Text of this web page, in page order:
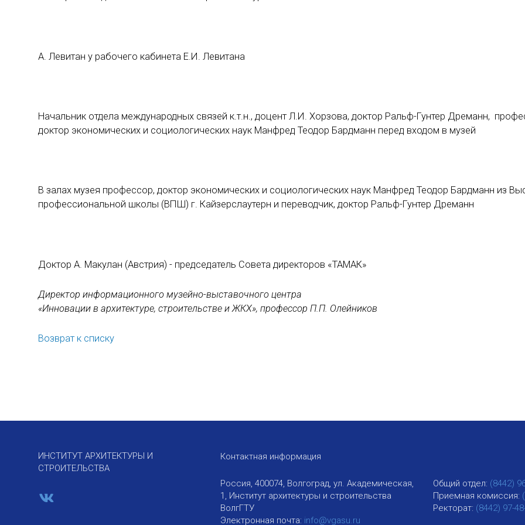
А. Левитан у рабочего кабинета Е.И. Левитана
Начальник отдела международных связей к.т.н., доцент Л.И. Хорзова, доктор Ральф-Гунтер Дреманн,
доктор экономических и социологических наук Манфред Теодор Бардманн перед входом в музей
В залах музея профессор, доктор экономических и социологических наук Манфред Теодор Бардманн из
профессиональной школы (ВПШ) г. Кайзерслаутерн и переводчик, доктор Ральф-Гунтер Дреманн
Доктор А. Макулан (Австрия) - председатель Совета директоров «ТАМАК»
Директор информационного музейно-выставочного центра
«Инновации в архитектуре, строительстве и ЖКХ», профессор П.П. Олейников
Возврат к списку
ИНСТИТУТ АРХИТЕКТУРЫ И
СТРОИТЕЛЬСТВА
Контактная информация
Россия, 400074, Волгоград, ул. Академическая,
1, Институт архитектуры и строительства
ВолгГТУ
Электронная почта: info@vgasu.ru
Общий отдел: (8442)
Приемная комиссия:
Ректорат: (8442) 97-